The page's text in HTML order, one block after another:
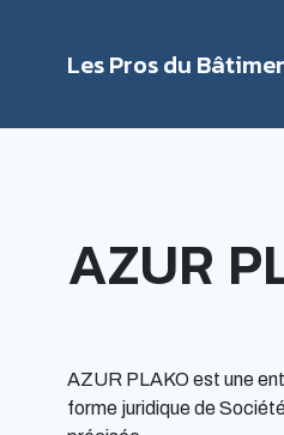
Les Pros du
AZUR
AZUR PLAKO est une
forme juridique de